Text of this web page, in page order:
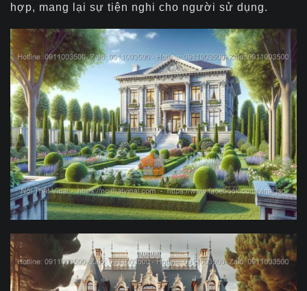
hợp, mang lại sự tiện nghi cho người sử dụng.